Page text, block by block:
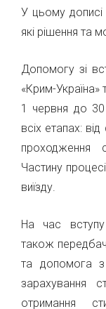
У цьому
які рішення та
Допомогу зі
«Крим-Україна»
1 червня до
всіх етапах:
проходження
Частину
виїзду.
На час
також
та допомога з
зарахування
отримання